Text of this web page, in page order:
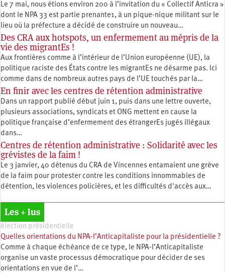
Le 7 mai, nous étions environ 200 à l’invitation du « Collectif Anticra »
dont le NPA 33 est partie prenante1, à un pique-nique militant sur le
lieu où la préfecture a décidé de construire un nouveau…
Des CRA aux hotspots, un enfermement au mépris de la
vie des migrantEs !
Aux frontières comme à l’intérieur de l’Union européenne (UE), la
politique raciste des États contre les migrantEs ne désarme pas. Ici
comme dans de nombreux autres pays de l’UE touchés par la…
En finir avec les centres de rétention administrative
Dans un rapport publié début juin 1, puis dans une lettre ouverte,
plusieurs associations, syndicats et ONG mettent en cause la
politique française d’enfermement des étrangerEs jugés illégaux
dans…
Centres de rétention administrative : Solidarité avec les
grévistes de la faim !
Le 3 janvier, 40 détenus du CRA de Vincennes entamaient une grève
de la faim pour protester contre les conditions innommables de
détention, les violences policières, et les difficultés d'accès aux…
Les + lus
élection présidentielle
Quelles orientations du NPA-l’Anticapitaliste pour la présidentielle ?
Comme à chaque échéance de ce type, le NPA-l’Anticapitaliste
organise un vaste processus démocratique pour décider de ses
orientations en vue de l’…